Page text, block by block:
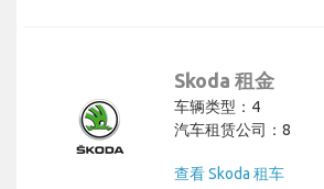
Skoda 租金
车辆类型：4
汽车租赁公司：8
查看 Skoda 租车